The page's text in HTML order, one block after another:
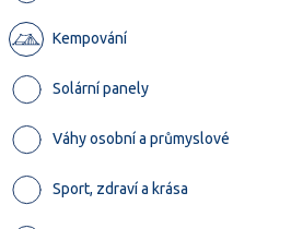
Kempování
Solární panely
Váhy osobní a průmyslové
Sport, zdraví a krása